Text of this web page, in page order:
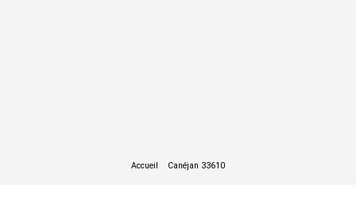
Autoroute A63 sortie n°25